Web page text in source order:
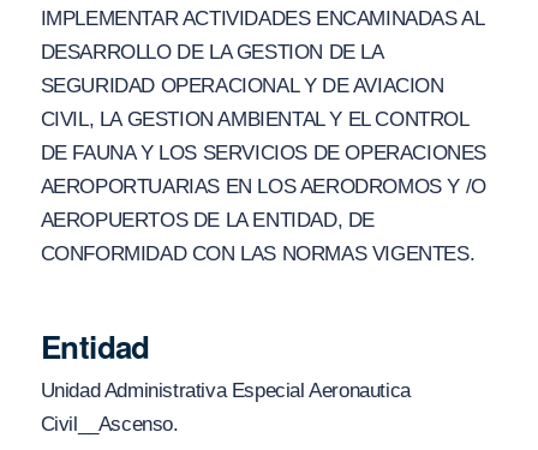
IMPLEMENTAR ACTIVIDADES ENCAMINADAS AL
DESARROLLO DE LA GESTION DE LA
SEGURIDAD OPERACIONAL Y DE AVIACION
CIVIL, LA GESTION AMBIENTAL Y EL CONTROL
DE FAUNA Y LOS SERVICIOS DE OPERACIONES
AEROPORTUARIAS EN LOS AERODROMOS Y /O
AEROPUERTOS DE LA ENTIDAD, DE
CONFORMIDAD CON LAS NORMAS VIGENTES.
Entidad
Unidad Administrativa Especial Aeronautica
Civil__Ascenso.